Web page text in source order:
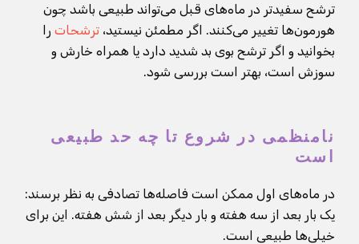
ترشح سفیدتر در ماه‌های قبل می‌تواند طبیعی باشد چون
هورمون‌ها تغییر می‌کنند. اگر مطمئن نیستید، ترشحات را
بخوانید و اگر ترشح بوی بد شدید دارد یا همراه خارش و
سوزش است، بهتر است بررسی شود.
نامنظمی در شروع تا چه حد طبیعی
است
در ماه‌های اول ممکن است فاصله‌ها تصادفی به نظر برسند:
یک بار بعد از سه هفته و بار دیگر بعد از شش هفته. این برای
خیلی‌ها طبیعی است.